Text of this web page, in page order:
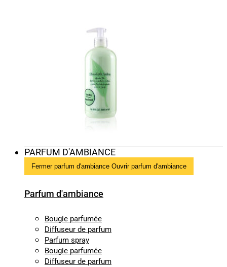
PARFUM D'AMBIANCE
Fermer parfum d'ambiance Ouvrir parfum d'ambiance
Parfum d'ambiance
Bougie parfumée
Diffuseur de parfum
Parfum spray
Bougie parfumée
Diffuseur de parfum